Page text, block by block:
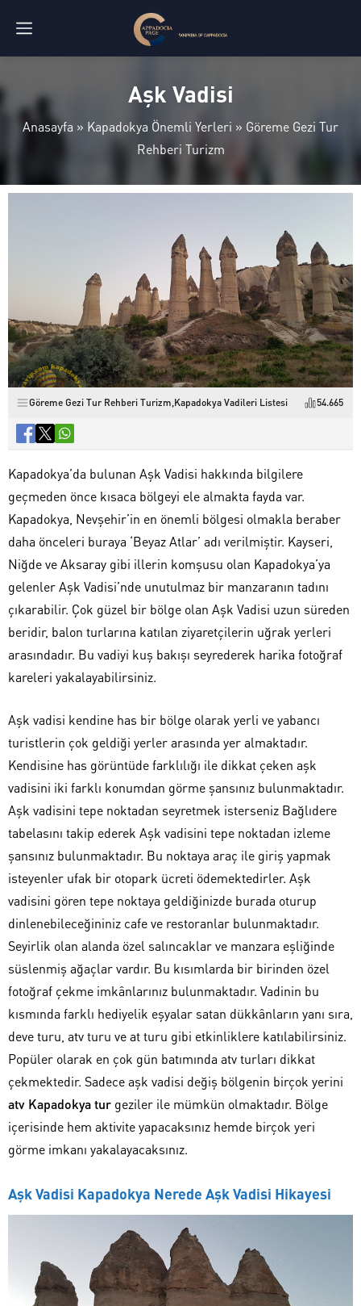
Aşk Vadisi
Anasayfa » Kapadokya Önemli Yerleri » Göreme Gezi Tur
Rehberi Turizm
Göreme Gezi Tur Rehberi Turizm Kapadokya Vadileri Listesi 54.665
Kapadokya’da bulunan Aşk Vadisi hakkında bilgilere
geçmeden önce kısaca bölgeyi ele almakta fayda var.
Kapadokya, Nevşehir’in en önemli bölgesi olmakla beraber
daha önceleri buraya ‘Beyaz Atlar’ adı verilmiştir. Kayseri,
Niğde ve Aksaray gibi illerin komşusu olan Kapadokya’ya
gelenler Aşk Vadisi’nde unutulmaz bir manzaranın tadını
çıkarabilir. Çok güzel bir bölge olan Aşk Vadisi uzun süreden
beridir, balon turlarına katılan ziyaretçilerin uğrak yerleri
arasındadır. Bu vadiyi kuş bakışı seyrederek harika fotoğraf
kareleri yakalayabilirsiniz.
Aşk vadisi kendine has bir bölge olarak yerli ve yabancı
turistlerin çok geldiği yerler arasında yer almaktadır.
Kendisine has görüntüde farklılığı ile dikkat çeken aşk
vadisini iki farklı konumdan görme şansınız bulunmaktadır.
Aşk vadisini tepe noktadan seyretmek isterseniz Bağlıdere
tabelasını takip ederek Aşk vadisini tepe noktadan izleme
şansınız bulunmaktadır. Bu noktaya araç ile giriş yapmak
isteyenler ufak bir otopark ücreti ödemektedirler. Aşk
vadisini gören tepe noktaya geldiğinizde burada oturup
dinlenebileceğininiz cafe ve restoranlar bulunmaktadır.
Seyirlik olan alanda özel salıncaklar ve manzara eşliğinde
süslenmiş ağaçlar vardır. Bu kısımlarda bir birinden özel
fotoğraf çekme imkânlarınız bulunmaktadır. Vadinin bu
kısmında farklı hediyelik eşyalar satan dükkânların yanı sıra,
deve turu, atv turu ve at turu gibi etkinliklere katılabilirsiniz.
Popüler olarak en çok gün batımında atv turları dikkat
çekmektedir. Sadece aşk vadisi değiş bölgenin birçok yerini
atv Kapadokya tur geziler ile mümkün olmaktadır. Bölge
içerisinde hem aktivite yapacaksınız hemde birçok yeri
görme imkanı yakalayacaksınız.
Aşk Vadisi Kapadokya Nerede Aşk Vadisi Hikayesi